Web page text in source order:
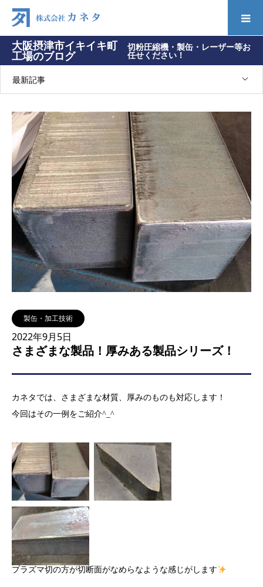
大阪摂津市イキイキ町
工場のブログ
切粉圧縮機・製缶・レーザー等お
任せください！
最新記事
製缶・加工技術
2022年9月5日
さまざまな製品！厚みある製品シリーズ！
カネタでは、さまざまな材質、厚みのものも対応します！
今回はその一例をご紹介^_^
プラズマ切の方が切断面がなめらなような感じがします